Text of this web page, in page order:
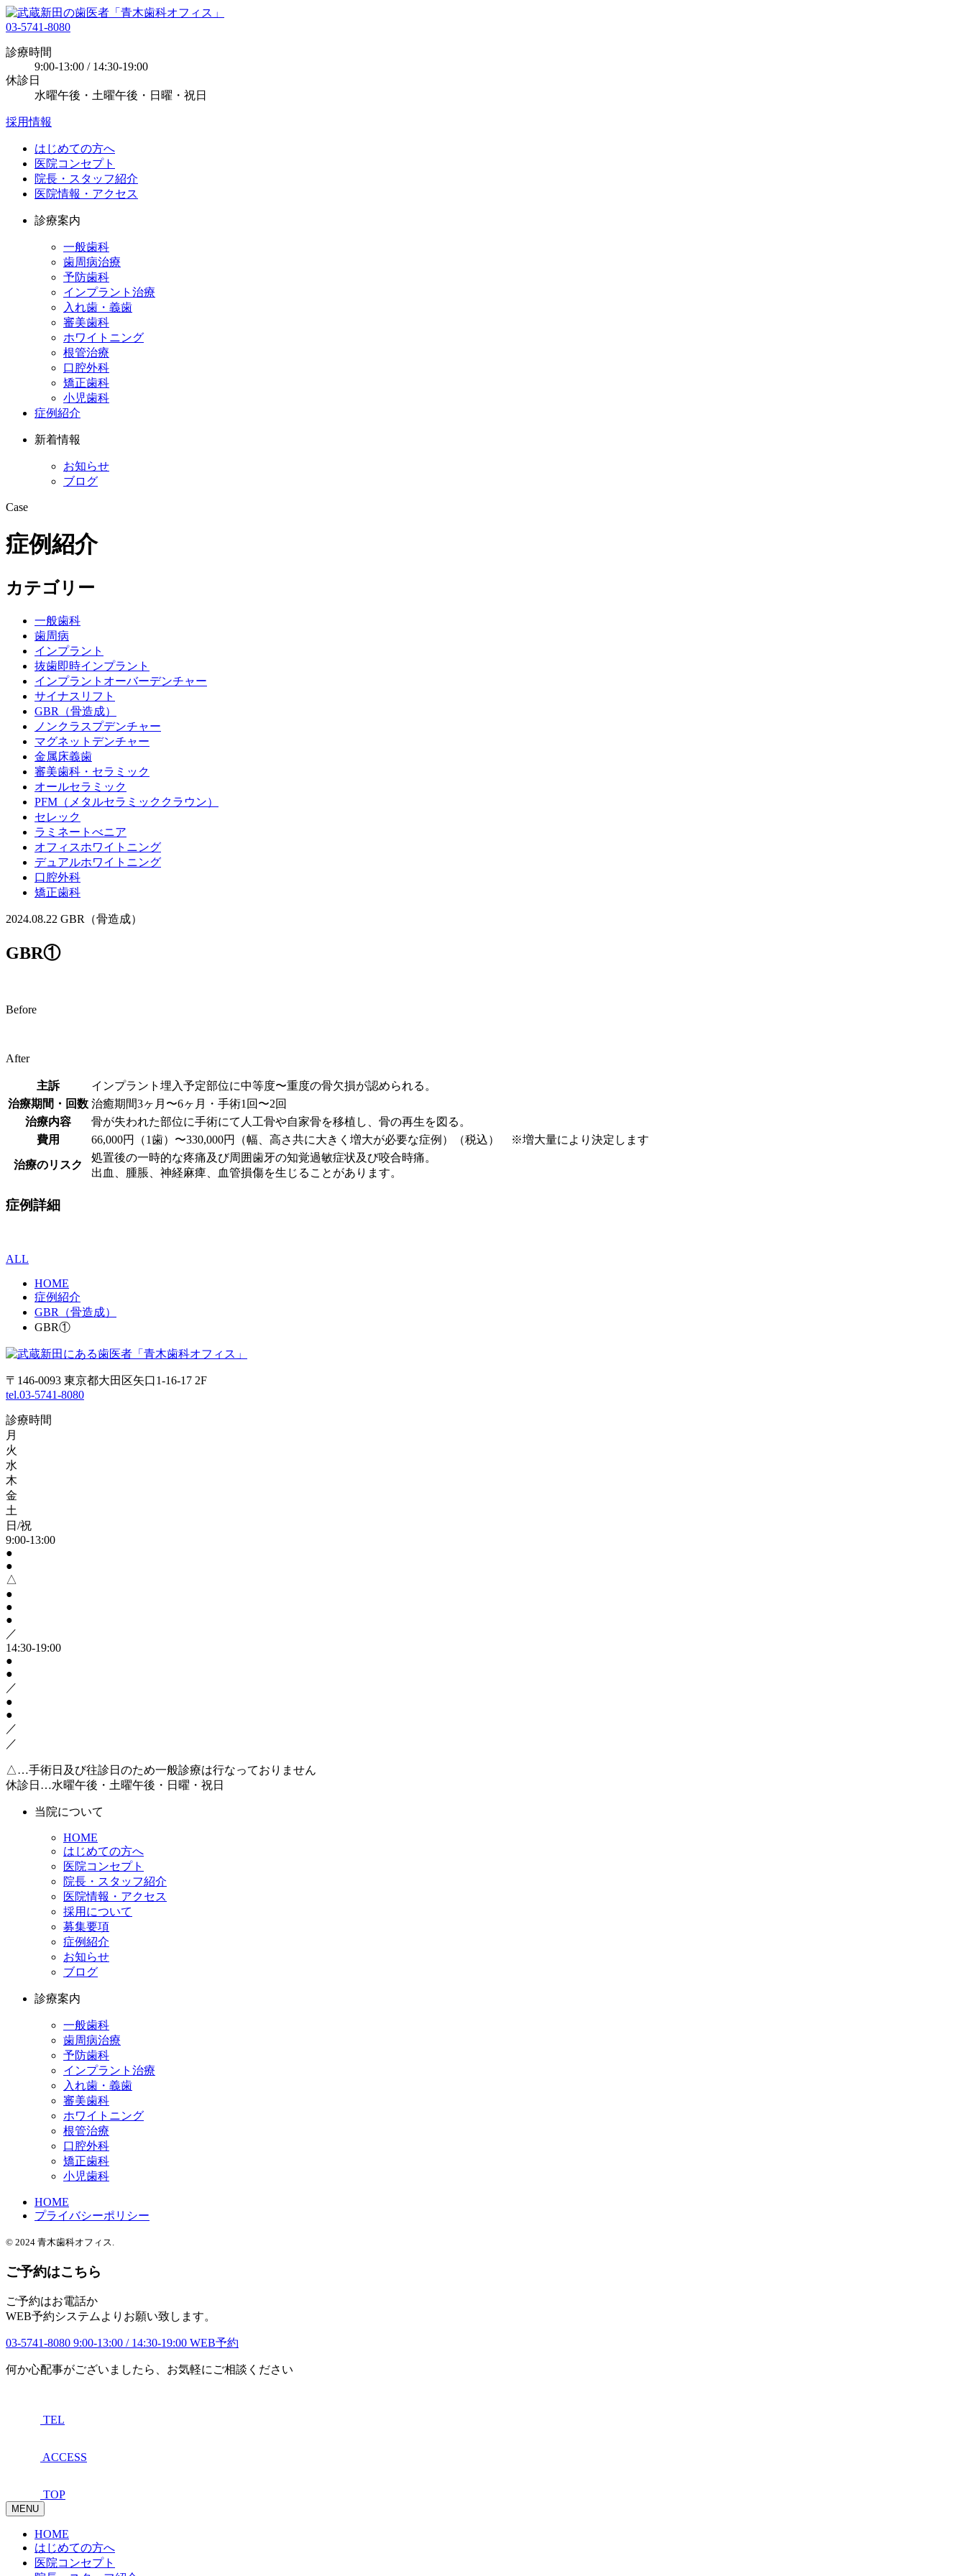
03-5741-8080
診療時間
9:00-13:00 / 14:30-19:00
休診日
水曜午後・土曜午後・日曜・祝日
採用情報
はじめての方へ
医院コンセプト
院長・スタッフ紹介
医院情報・アクセス
診療案内
一般歯科
歯周病治療
予防歯科
インプラント治療
入れ歯・義歯
審美歯科
ホワイトニング
根管治療
口腔外科
矯正歯科
小児歯科
症例紹介
新着情報
お知らせ
ブログ
Case
症例紹介
カテゴリー
一般歯科
歯周病
インプラント
抜歯即時インプラント
インプラントオーバーデンチャー
サイナスリフト
GBR（骨造成）
ノンクラスプデンチャー
マグネットデンチャー
金属床義歯
審美歯科・セラミック
オールセラミック
PFM（メタルセラミッククラウン）
セレック
ラミネートべニア
オフィスホワイトニング
デュアルホワイトニング
口腔外科
矯正歯科
2024.08.22 GBR（骨造成）
GBR①
Before
After
主訴
インプラント埋入予定部位に中等度〜重度の骨欠損が認められる。
治療期間・回数 治癒期間3ヶ月〜6ヶ月・手術1回〜2回
治療内容
骨が失われた部位に手術にて人工骨や自家骨を移植し、骨の再生を図る。
費用
66,000円（1歯）〜330,000円（幅、高さ共に大きく増大が必要な症例）（税込） ※増大量により決定します
治療のリスク
処置後の一時的な疼痛及び周囲歯牙の知覚過敏症状及び咬合時痛。
出血、腫脹、神経麻痺、血管損傷を生じることがあります。
症例詳細
ALL
HOME
症例紹介
GBR（骨造成）
GBR①
〒146-0093 東京都大田区矢口1-16-17 2F
tel.03-5741-8080
診療時間
月
火
水
木
金
土
日/祝
9:00-13:00
●
●
△
●
●
●
／
14:30-19:00
●
●
／
●
●
／
／
△…手術日及び往診日のため一般診療は行なっておりません
休診日…水曜午後・土曜午後・日曜・祝日
当院について
HOME
はじめての方へ
医院コンセプト
院長・スタッフ紹介
医院情報・アクセス
採用について
募集要項
症例紹介
お知らせ
ブログ
診療案内
一般歯科
歯周病治療
予防歯科
インプラント治療
入れ歯・義歯
審美歯科
ホワイトニング
根管治療
口腔外科
矯正歯科
小児歯科
HOME
プライバシーポリシー
© 2024 青木歯科オフィス.
ご予約はこちら
ご予約はお電話か
WEB予約システムよりお願い致します。
03-5741-8080 9:00-13:00 / 14:30-19:00 WEB予約
何か心配事がございましたら、お気軽にご相談ください
TEL
ACCESS
TOP
MENU
HOME
はじめての方へ
医院コンセプト